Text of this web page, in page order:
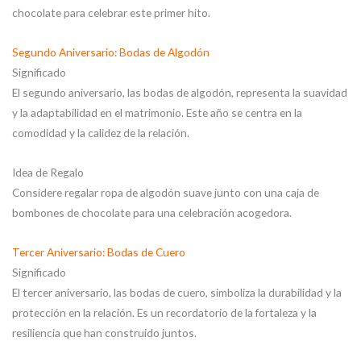
chocolate para celebrar este primer hito.
Segundo Aniversario: Bodas de Algodón
Significado
El segundo aniversario, las bodas de algodón, representa la suavidad
y la adaptabilidad en el matrimonio. Este año se centra en la
comodidad y la calidez de la relación.
Idea de Regalo
Considere regalar ropa de algodón suave junto con una caja de
bombones de chocolate para una celebración acogedora.
Tercer Aniversario: Bodas de Cuero
Significado
El tercer aniversario, las bodas de cuero, simboliza la durabilidad y la
protección en la relación. Es un recordatorio de la fortaleza y la
resiliencia que han construido juntos.